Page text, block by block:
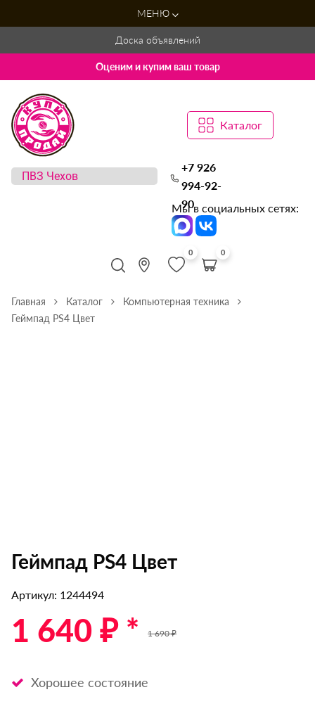
МЕНЮ
Доска объявлений
Оценим и купим ваш товар
Каталог
+7 926
994-92-
90
Мы в социальных сетях:
0 0
Главная Каталог
Компьютерная техника
Геймпад PS4 Цвет
Геймпад PS4 Цвет
Артикул: 1244494
1 640 ₽ * 1 690 ₽
Хорошее состояние